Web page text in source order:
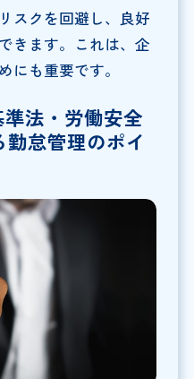
スクを回避し、良好
きます。これは、企
にも重要です。
法・労働安全
怠管理のポイ